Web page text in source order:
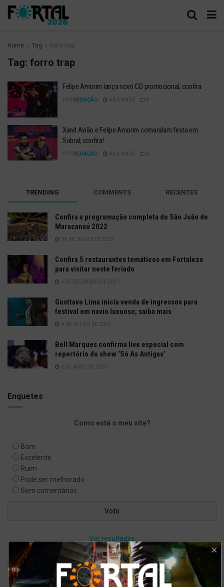
Home Tag forro trap
Tag: forro trap
Felipe Amorim lança novo CD promocional; confira
POR REDAÇÃO HÁ 4 ANOS
Xand Avião e Felipe Amorim comandam festa em
Sobral; confira!
POR REDAÇÃO HÁ 4 ANOS
TRENDING COMMENTS RECENTES
Confira a programação completa do São João de
Maracanaú 2022
19 DE JULHO DE 2022
Confira 5 restaurantes temáticos em Fortaleza
para visitar neste feriado
6 DE SETEMBRO DE 2021
Gusttavo Lima inicia venda de ingressos para
festival em navio luxuoso; saiba mais
9 DE JULHO DE 2021
Bell Marques confirma live especial com
repertório do show ‘Só As Antigas’
6 DE ABRIL DE 2020
Enquetes
Como está o meu site?
Bom
Excelente
Ruim
Pode ser melhorado
Sem comentários
Ver resultados
Arquivo de enquete